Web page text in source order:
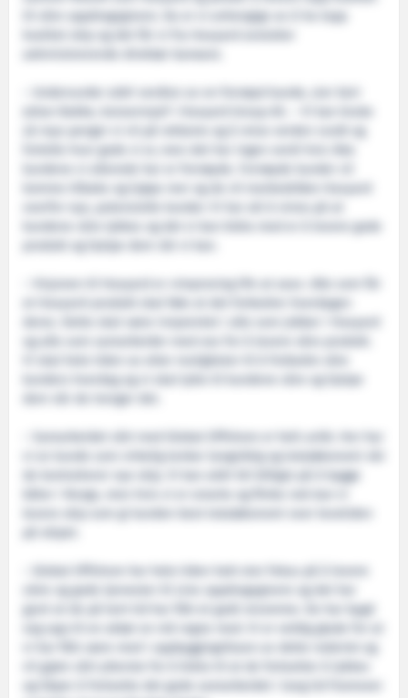
til våre oppdragsgivere. Da er vi avhengige av å ha topp
administrerende direktør Garware.
– Undervurder aldri verdien av en fornøyd kunde, sier Geir
så mye penger vi vil på reklame og å reise verden rundt og
fortelle hvor gode vi er, men det har ingen verdi hvis ikke
kundene vi allerede har er fornøyde. Fornøyde kunder vil
komme tilbake og kjøpe mer og de vil markedsføre Havyard
kundene våre lykkes og det vi kan bidra med er å levere gode
produkt og hjelpe dem når vi kan.
– Visjonen til Havyard er «improving life at sea». Alle som får
et Havyard-produkt skal føle at det forbedrer hverdagen
deres. Dette skal være innprentet i alle som jobber i Havyard
Vi skal hele tiden se etter muligheter til å forbedre våre
kunders hverdag og vi skal lytte til kundene våre og hjelpe
dem når de trenger det.
– Samarbeidet vårt med Global Offshore er helt unikt. Her har
vi en kunde som virkelig tenker langsiktig og totaløkonomi når
de kontraherer nye skip. Vi kan aldri bli billigst på å bygge
båter i Norge, men hvis vi er smarte og flinke nok kan vi
levere skip som gi kunden best totaløkonomi over levetiden
på skipet.
– Global Offshore har hele tiden hatt stor fokus på å levere
sikre og gode tjenester til sine oppdragsgivere og det har
gjort at de på kort tid har fått et godt renomme. De har bygd
seg opp til en aktør en må regne med. Vi er veldig glade for at
vi har fått være med i oppbyggingsfasen av dette rederiet og
vil gjøre vårt ytterste for å bidra til at de fortsetter å lykkes
og håper å fortsette det gode samarbeidet i lang tid framover